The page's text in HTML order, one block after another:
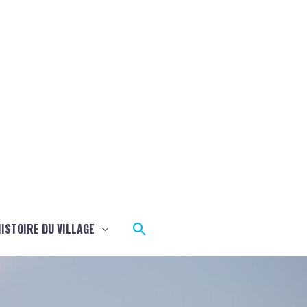
DU VILLAGE Rechercher